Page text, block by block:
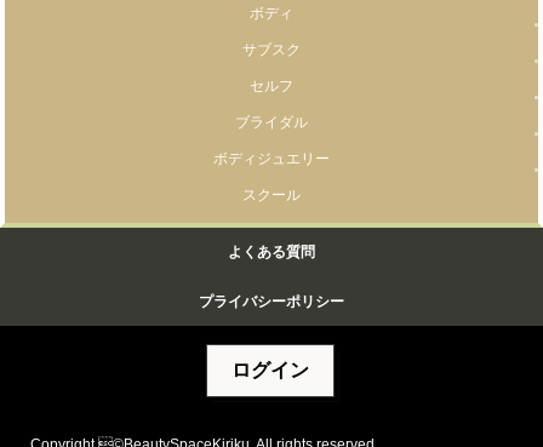
ボディ
サブスク
セルフ
ブライダル
ボディジュエリー
スクール
よくある質問
プライバシーポリシー
ログイン